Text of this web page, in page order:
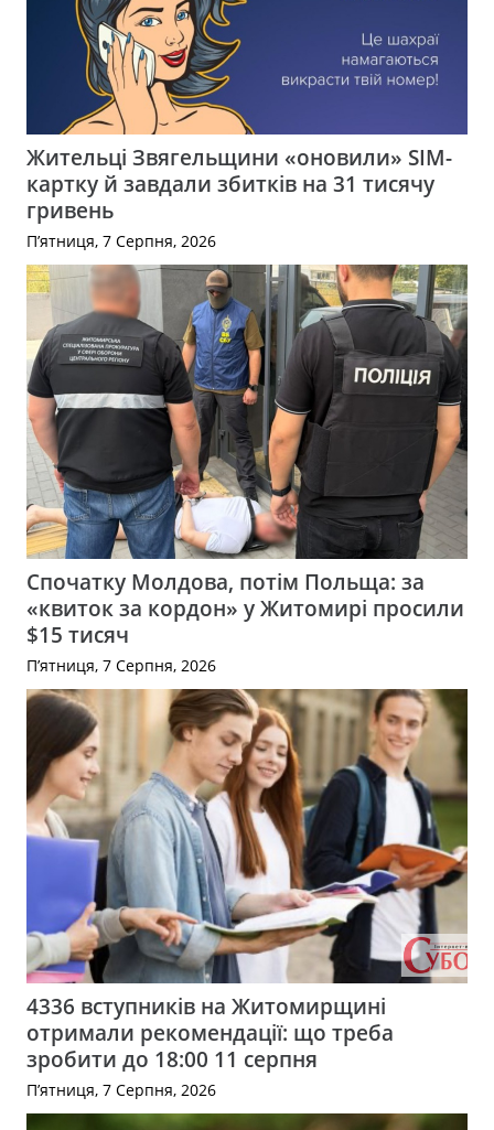
Жительці Звягельщини «оновили» SIM-
картку й завдали збитків на 31 тисячу
гривень
П’ятниця, 7 Серпня, 2026
Спочатку Молдова, потім Польща: за
«квиток за кордон» у Житомирі просили
$15 тисяч
П’ятниця, 7 Серпня, 2026
4336 вступників на Житомирщині
отримали рекомендації: що треба
зробити до 18:00 11 серпня
П’ятниця, 7 Серпня, 2026